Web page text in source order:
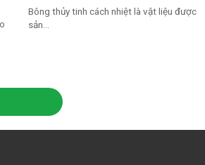
Bông thủy tinh cách nhiệt là vật liệu được
sản...